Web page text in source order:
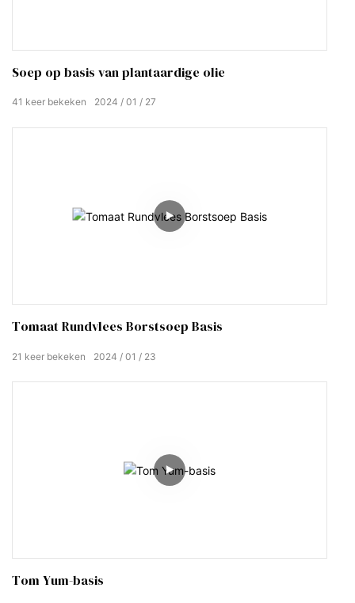
Soep op basis van plantaardige olie
2024 01 27
41 keer bekeken
Tomaat Rundvlees Borstsoep Basis
2024 01 23
21 keer bekeken
Tom Yum-basis